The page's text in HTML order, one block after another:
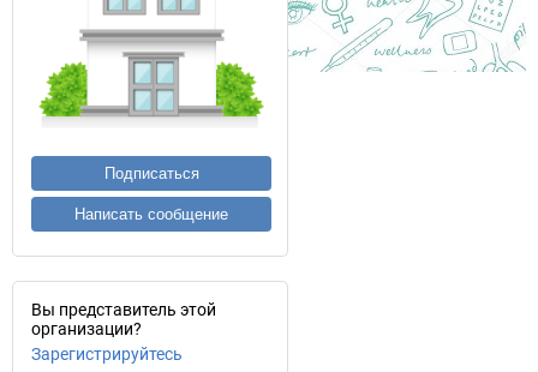
Подписаться
Написать сообщение
Вы представитель этой
организации?
Зарегистрируйтесь